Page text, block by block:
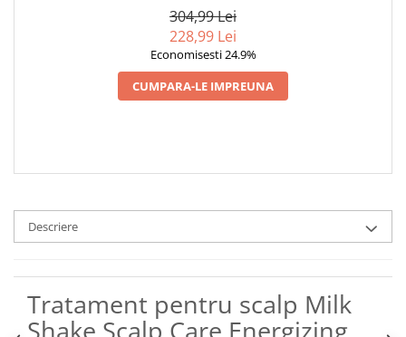
304,99 Lei
228,99 Lei
Economisesti 24.9%
CUMPARA-LE IMPREUNA
Descriere
Tratament pentru scalp Milk